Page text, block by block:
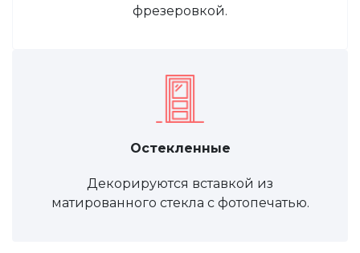
фрезеровкой.
Остекленные
Декорируются вставкой из
матированного стекла с фотопечатью.